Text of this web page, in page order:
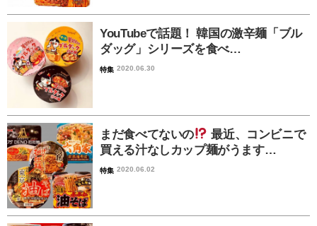
YouTubeで話題！ 韓国の激辛麺「ブル
ダッグ」シリーズを食べ…
特集 2020.06.30
まだ食べてないの
最近、コンビニで
買える汁なしカップ麺がうます…
特集 2020.06.02